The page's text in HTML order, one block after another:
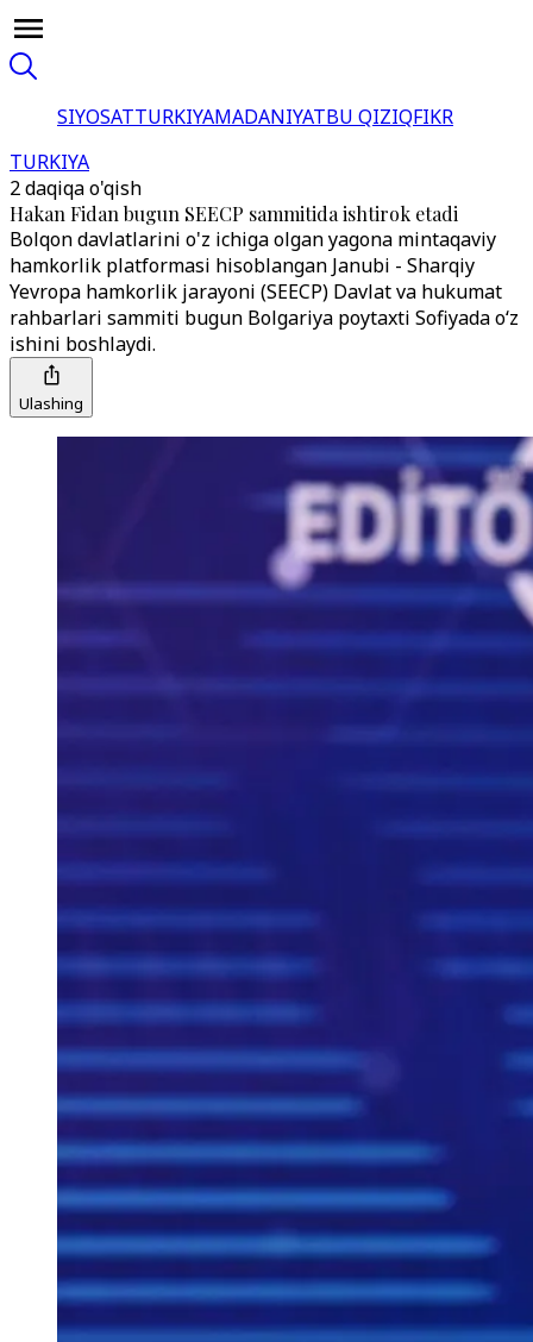
SIYOSATTURKIYAMADANIYATBU QIZIQFIKR
TURKIYA
2 daqiqa o'qish
Hakan Fidan bugun SEECP sammitida ishtirok etadi
Bolqon davlatlarini o'z ichiga olgan yagona mintaqaviy
hamkorlik platformasi hisoblangan Janubi - Sharqiy
Yevropa hamkorlik jarayoni (SEECP) Davlat va hukumat
rahbarlari sammiti bugun Bolgariya poytaxti Sofiyada o‘z
ishini boshlaydi.
Ulashing